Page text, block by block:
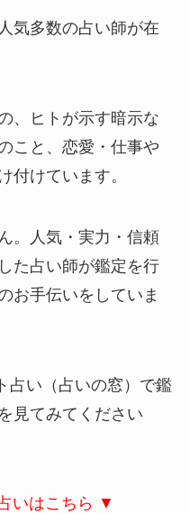
気多数の占い師が在
、ヒトが示す暗示な
こと、恋愛・仕事や
付けています。
。人気・実力・信頼
た占い師が鑑定を行
お手伝いをしていま
占い（占いの窓）で鑑
見てみてください
いはこちら ▼